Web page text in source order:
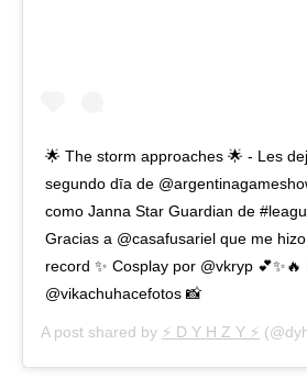
🌟 The storm approaches 🌟 - Les
segundo dīa de
como Janna Star Guardian de
Gracias a @casafusariel que me
record ✨ Cosplay por @vkryp
@vikachuhacefotos 📸
A post shared by ⚡ D Y H Z Y ⚡